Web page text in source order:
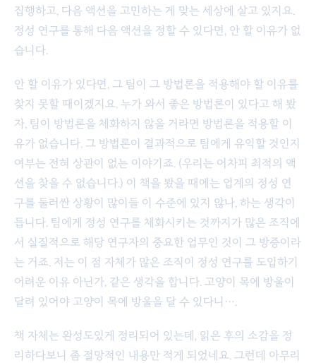
집행하고, 다음 액션을 고민하는 게 맞는 세상에 살고 있지요.
정성 연구를 통해 다음 액션을 정할 수 있다면, 안 할 이유가 없
습니다.
안 할 이유가 있다면, 그 팀이 그 방법론을 적용해야 할 이유를
찾지 못할 때이겠지요. 누가 와서 좋은 방법론이 있다고 해 봤
자, 팀이 방법론을 체화하지 않을 거라면 방법론을 적용할 이
유가 없습니다. 그 방법론이 결과적으로 팀에게 유익할 것인지
여부는 전혀 상관이 없는 이야기죠. (우리는 어차피 최적의 액
션을 찾을 수 없습니다.) 이 책을 봤을 때에는 업계의 정성 연
구를 둘러싼 상황이 많이들 이 수준에 있지 않나, 하는 생각이
듭니다. 팀에게 정성 연구를 체화시키는 것까지가 많은 조직에
서 실질적으로 해당 연구자의 중요한 업무인 것이 그 방증이라
는 거죠. 저는 이 점 자체가 많은 조직이 정성 연구를 도입하기
어려운 이유 아닌가, 같은 생각을 합니다. 고양이 목에 방울이
달려 있어야 고양이 목에 방울을 달 수 있다니….
책 자체는 완성도있게 정리되어 있는데, 읽은 후의 소감을 정
리하다보니 좀 절망적인 내용만 적게 되었네요. 그런데 아무리